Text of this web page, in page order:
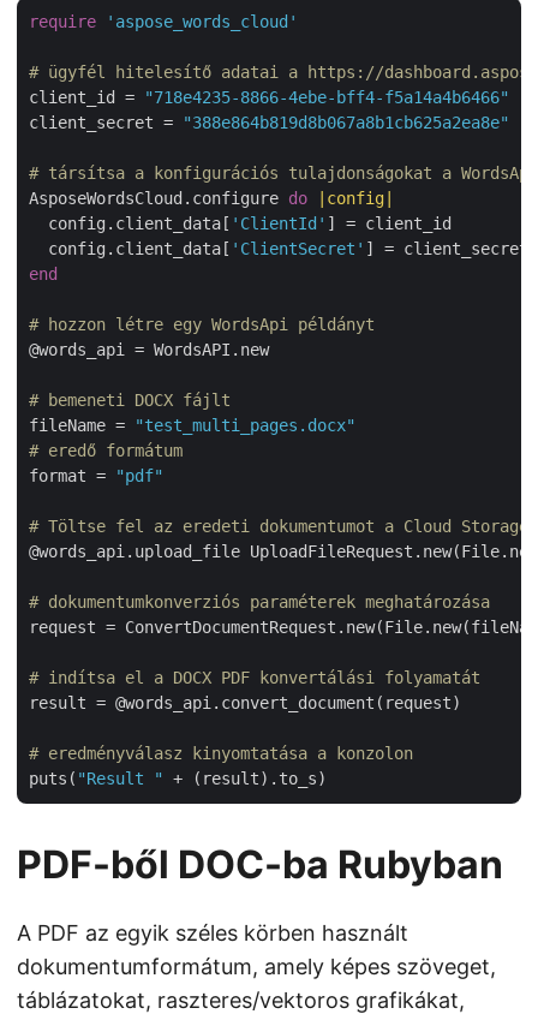
require 'aspose_words_cloud'
# ügyfél hitelesítő adatai a https://
client_id =
"718e4235-8866-4ebe-bff4-f5a14a4b6466"
client_secret =
"388e864b819d8b067a8b1cb625a2ea8e"
# társítsa a konfigurációs tulajdonságokat a
AsposeWordsCloud.configure do
|config|
  config.client_data[
'ClientId' ] = client_id
  config.client_data[
'ClientSecret'
end
# hozzon létre egy WordsApi példányt
@words_api = WordsAPI.new
# bemeneti DOCX fájlt
fileName =
"test_multi_pages.docx"
# eredő formátum
format =
"pdf"
# Töltse fel az eredeti dokumentumot a Cloud
@words_api.upload_file
# dokumentumkonverziós paraméterek meghatározása
request =
# indítsa el a DOCX PDF konvertálási folyamatát
result = @words_api.convert_document(request)
# eredményválasz kinyomtatása a konzolon
puts( "Result "
PDF-ből DOC-ba Rubyban
A PDF az egyik széles körben használt
dokumentumformátum, amely képes szöveget,
táblázatokat, raszteres/vektoros grafikákat,